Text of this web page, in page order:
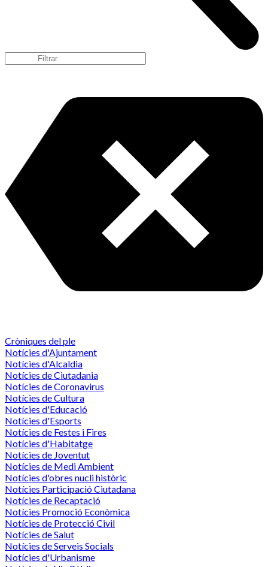
Cròniques del ple
Notícies d'Ajuntament
Notícies d'Alcaldia
Notícies de Ciutadania
Notícies de Coronavirus
Notícies de Cultura
Notícies d'Educació
Notícies d'Esports
Notícies de Festes i Fires
Notícies d'Habitatge
Notícies de Joventut
Notícies de Medi Ambient
Notícies d'obres nucli històric
Notícies Participació Ciutadana
Notícies de Recaptació
Notícies Promoció Econòmica
Notícies de Protecció Civil
Notícies de Salut
Notícies de Serveis Socials
Notícies d'Urbanisme